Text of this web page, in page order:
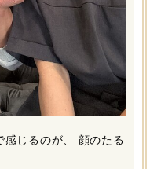
感じるのが、 顔のたる